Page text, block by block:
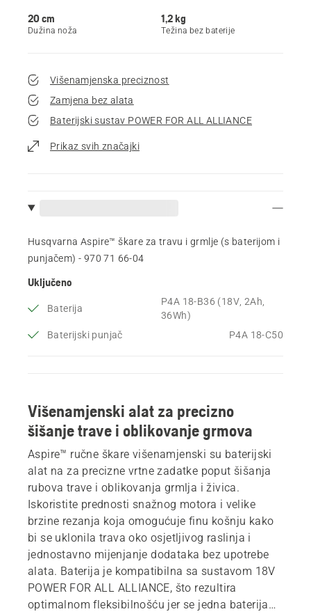
20 cm
Dužina noža
1,2 kg
Težina bez baterije
Višenamjenska preciznost
Zamjena bez alata
Baterijski sustav POWER FOR ALL ALLIANCE
Prikaz svih značajki
Husqvarna Aspire™ škare za travu i grmlje (s baterijom i
punjačem) - 970 71 66‑04
Uključeno
Baterija
P4A 18-B36 (18V, 2Ah,
36Wh)
Baterijski punjač
P4A 18-C50
Višenamjenski alat za precizno
šišanje trave i oblikovanje grmova
Aspire™ ručne škare višenamjenski su baterijski
alat na za precizne vrtne zadatke poput šišanja
rubova trave i oblikovanja grmlja i živica.
Iskoristite prednosti snažnog motora i velike
brzine rezanja koja omogućuje finu košnju kako
bi se uklonila trava oko osjetljivog raslinja i
jednostavno mijenjanje dodataka bez upotrebe
alata. Baterija je kompatibilna sa sustavom 18V
POWER FOR ALL ALLIANCE, što rezultira
optimalnom fleksibilnošću jer se jedna baterija